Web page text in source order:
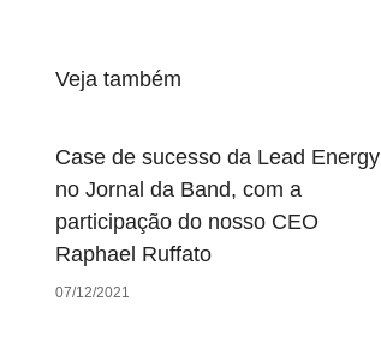
Veja também
Case de sucesso da Lead Energy
no Jornal da Band, com a
participação do nosso CEO
Raphael Ruffato
07/12/2021